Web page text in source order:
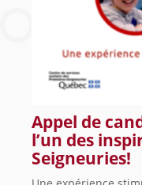
Appel de
l’un des
Seigneuries!